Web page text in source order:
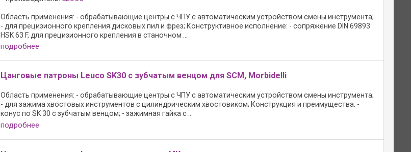
Область применения: - обрабатывающие центры с ЧПУ с автоматическим устройством смены инструмента;
- для прецизионного крепления дисковых пил и фрез; Конструктивное исполнение: - сопряжение DIN 69893
HSK 63 F, для прецизионного крепления в станочном ...
подробнее
Цанговые патроны Leuco SK30 с зубчатым венцом для SCM, Morbidelli
Область применения: - обрабатывающие центры с ЧПУ с автоматическим устройством смены инструмента;
- для зажима хвостовых инструментов с цилиндрическим хвостовиком; Конструкция и преимущества: -
конус по SK 30 с зубчатым венцом; - зажимная гайка с ...
подробнее